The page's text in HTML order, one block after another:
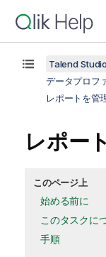
Talend
データプロフ
レポートを管
レポー
このページ上
始める前に
このタスクに
手順